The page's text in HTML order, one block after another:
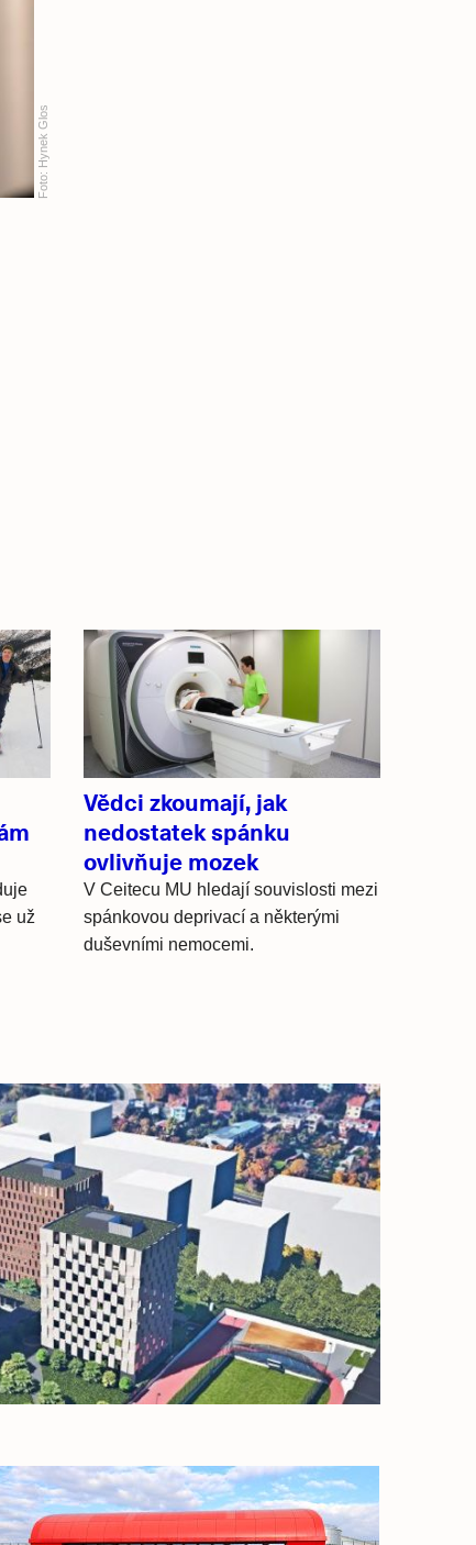
Foto:
Hynek Glos
už
Vědci zkoumají, jak
nedostatek spánku
ovlivňuje mozek
V Ceitecu MU hledají souvislosti mezi
spánkovou deprivací a některými
duševními nemocemi.